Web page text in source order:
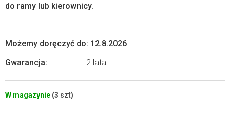
W magazynie (3 szt)
Możemy doręczyć do: 12.8.2026
Gwarancja: 2 lata
do ramy lub kierownicy.